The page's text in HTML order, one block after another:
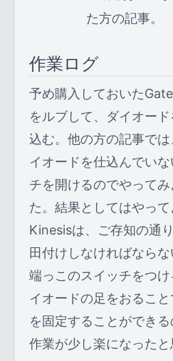
た方の記事。
作業ログ
予め購入しておいた
をルブして、ダイオー
込む。他の方の記事で
イオードを仕込んでい
チを開けるのでやって
た。結果としてはやって
Kinesisは、ご存知の通
田付けしなければなら
端っこのスイッチをつ
イオードの足をおるこ
を固定することができ
作業が少し楽になったと